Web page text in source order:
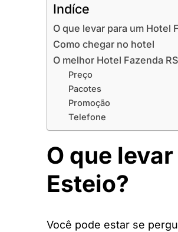
Indíce
O que levar para um Hotel
Como chegar no hotel
O melhor Hotel Fazenda RS
Preço
Pacotes
Promoção
Telefone
O que
Esteio?
Você pode estar se